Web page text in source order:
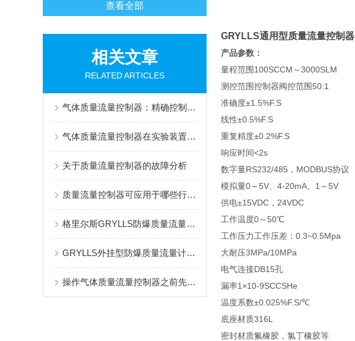
GRYLLS通用型质量流量控制器
产品参数：
量程范围100SCCM～3000SLM
测控范围控制器阀控范围50:1
准确度±1.5%F.S
线性±0.5%F.S
重复精度±0.2%F.S
响应时间<2s
数字量RS232/485，MODBUS协议
模拟量0～5V、4-20mA、1～5V
供电±15VDC，24VDC
工作温度0～50℃
工作压力工作压差：0.3~0.5Mpa
大耐压3MPa/10MPa
电气连接DB15孔
漏率1×10-9SCCSHe
温度系数±0.025%F.S/℃
底座材质316L
密封材质氟橡胶，氯丁橡胶等
查看全部
相关文章
RELATED ARTICLES
气体质量流量控制器：精确控制气体流量的核心设备
气体质量流量控制器在实验装置中的应用与优势
关于质量流量控制器的故障分析
质量流量控制器可应用于哪些行业呢？
格里尔斯GRYLLS防爆质量流量计防爆箱及防爆证书
GRYLLS外挂型防爆质量流量计为中核工业配套发货
操作气体质量流量控制器之前先要做哪些工作